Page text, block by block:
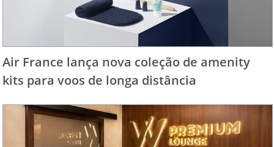
Air France lança nova coleção de amenity
kits para voos de longa distância